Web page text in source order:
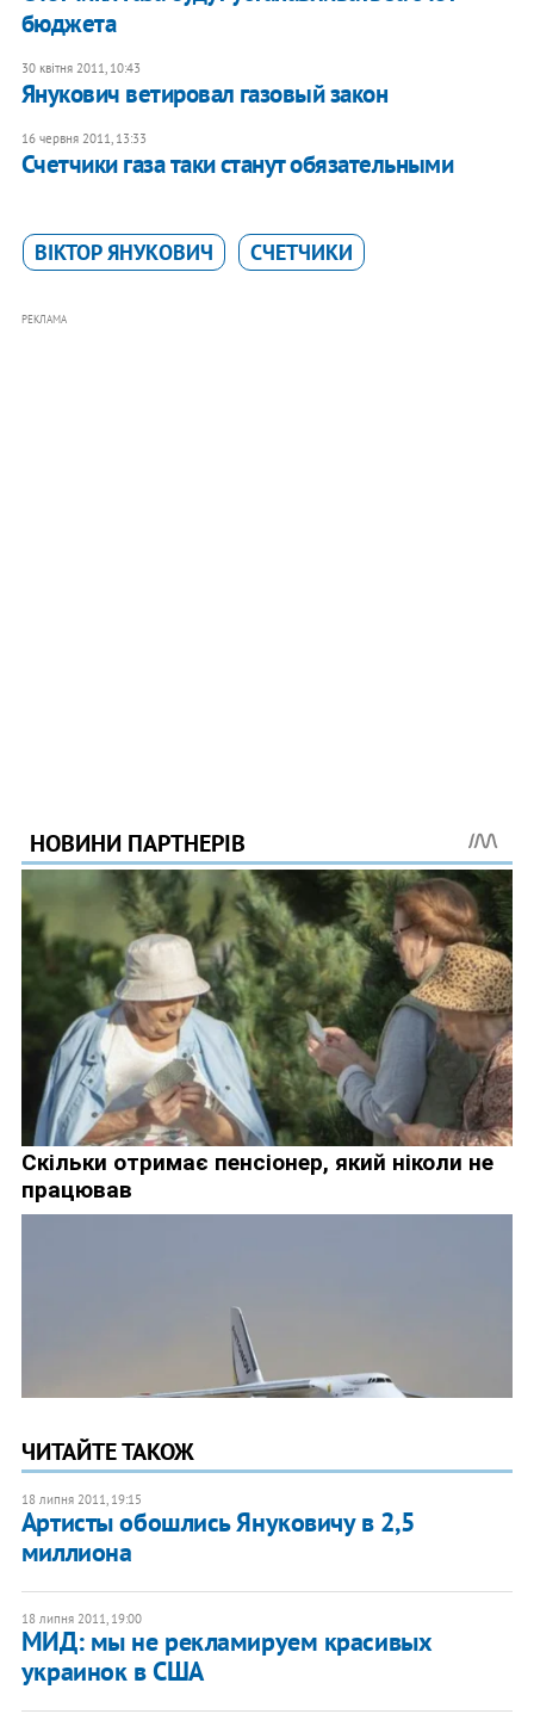
бюджета
30 квітня 2011, 10:43
Янукович ветировал газовый закон
16 червня 2011, 13:33
Счетчики газа таки станут обязательными
ВІКТОР ЯНУКОВИЧ СЧЕТЧИКИ
РЕКЛАМА
ЧИТАЙТЕ ТАКОЖ
18 липня 2011, 19:15
Артисты обошлись Януковичу в 2,5
миллиона
18 липня 2011, 19:00
МИД: мы не рекламируем красивых
украинок в США